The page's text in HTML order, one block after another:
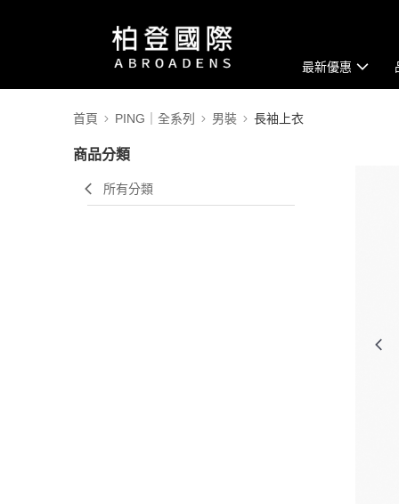
最新優惠
首頁 PING｜全系列 男裝 長袖上衣
商品分類
所有分類